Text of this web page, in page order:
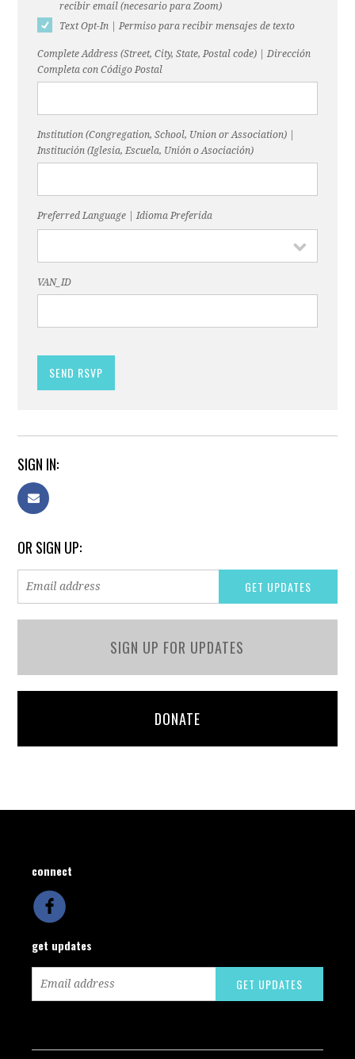
recibir email (necesario para Zoom)
Text Opt-In | Permiso para recibir mensajes de texto
Complete Address (Street, City, State, Postal code) | Dirección
Completa con Código Postal
Institution (Congregation, School, Union or Association) |
Institución (Iglesia, Escuela, Unión o Asociación)
Preferred Language | Idioma Preferida
VAN_ID
SIGN IN:
OR SIGN UP:
SIGN UP FOR UPDATES
DONATE
connect
get updates